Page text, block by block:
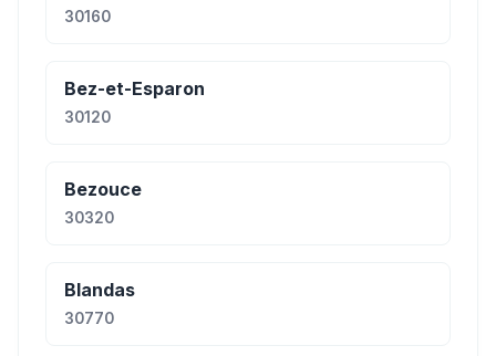
30160
Bez-et-Esparon
30120
Bezouce
30320
Blandas
30770